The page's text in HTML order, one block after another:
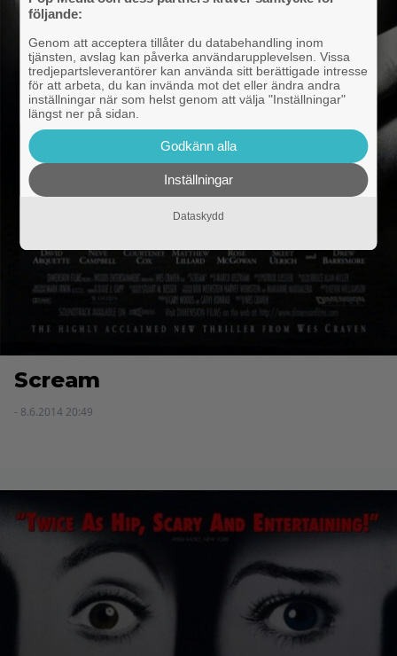
Scream
- 8.6.2014 20:49
följande:
Genom att acceptera tillåter du databehandling inom
tjänsten, avslag kan påverka användarupplevelsen. Vissa
tredjepartsleverantörer kan använda sitt berättigade intresse
för att arbeta, du kan invända mot det eller ändra andra
inställningar när som helst genom att välja "Inställningar"
längst ner på sidan.
Godkänn alla
Inställningar
Dataskydd